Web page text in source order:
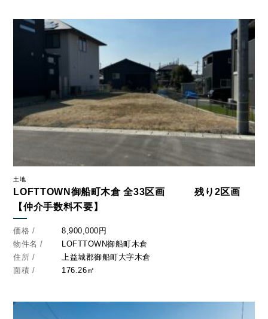
土地
LOFTTOWN御船町木倉 全33区画 残り2区画
【仲介手数料不要】
価格 /
8,900,000円
物件名 /
LOFTTOWN御船町木倉
住所 /
上益城郡御船町大字木倉
面積 /
176.26㎡